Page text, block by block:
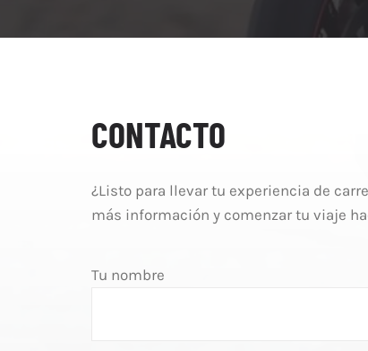
CONTACTO
¿Listo para llevar tu experiencia de
más información y comenzar tu viaje
Tu nombre